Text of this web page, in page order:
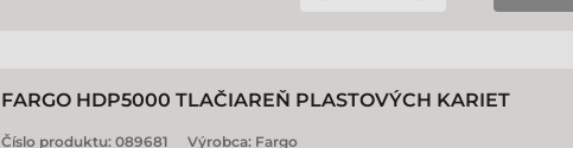
FARGO HDP5000 TLAČIAREŇ PLASTOVÝCH KARIET
Číslo produktu: 089681 Výrobca: Fargo